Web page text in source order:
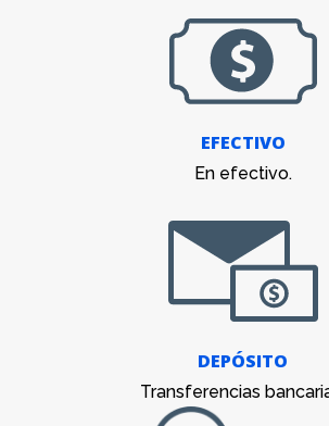
EFECTIVO
En efectivo.
DEPÓSITO
Transferencias